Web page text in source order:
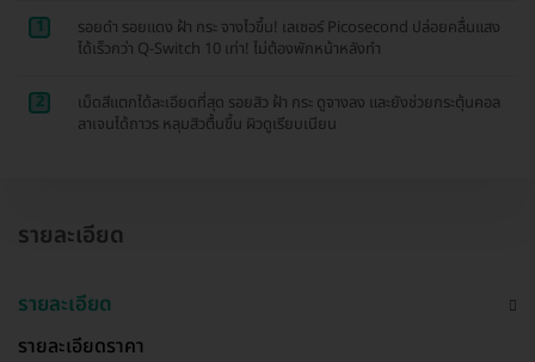
1
รอยดำ รอยแดง ฝ้า กระ จางไวขึ้น! เลเซอร์ Picosecond ปล่อยคลื่นแสง
ได้เร็วกว่า Q-Switch 10 เท่า! ไม่ต้องพักหน้าหลังทำ
2
เม็ดสีแตกได้ละเอียดที่สุด รอยสิว ฝ้า กระ ดูจางลง และยังช่วยกระตุ้นคอล
ลาเจนได้ถาวร หลุมสิวตื้นขึ้น ผิวดูเรียบเนียน
รายละเอียด
รายละเอียด
รายละเอียดราคา